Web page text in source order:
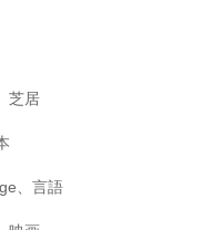
芝居
、言語